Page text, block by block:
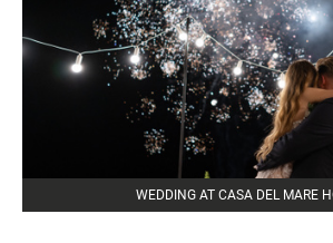
WEDDING AT CASA DEL MARE